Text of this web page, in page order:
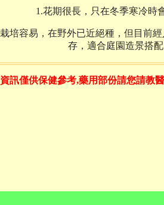
1.花期很長，只在冬季寒冷時
培容易，在野外已近絕種，但目前
存，適合庭園造景搭配
訊僅供保健參考,藥用部份請您請教